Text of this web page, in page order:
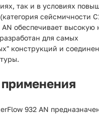
так и в условиях
сейсмичности
AN обеспечивает
для самых
конструкций и
932 AN